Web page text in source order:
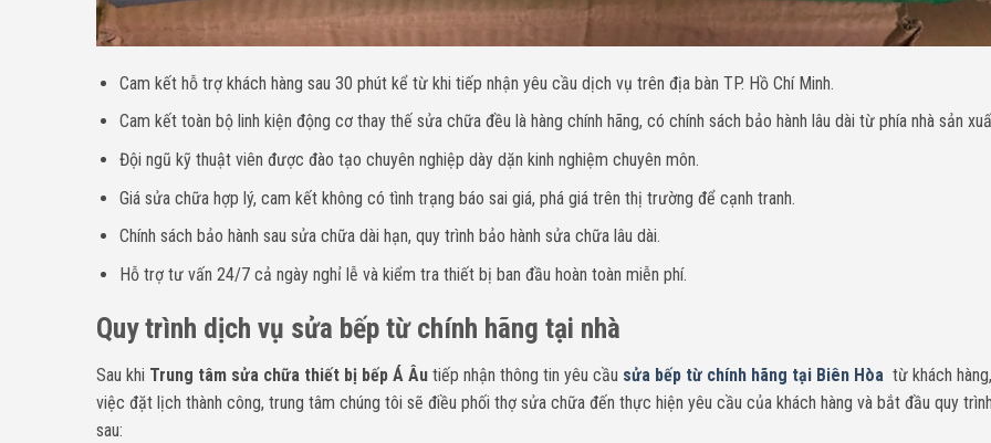
Cam kết hỗ trợ khách hàng sau 30 phút kể từ khi tiếp nhận yêu cầu dịch vụ trên địa bàn TP. Hồ Chí Minh.
Cam kết toàn bộ linh kiện động cơ thay thế sửa chữa đều là hàng chính hãng, có chính sách bảo hành lâu dài từ phía nhà sản
Đội ngũ kỹ thuật viên được đào tạo chuyên nghiệp dày dặn kinh nghiệm chuyên môn.
Giá sửa chữa hợp lý, cam kết không có tình trạng báo sai giá, phá giá trên thị trường để cạnh tranh.
Chính sách bảo hành sau sửa chữa dài hạn, quy trình bảo hành sửa chữa lâu dài.
Hỗ trợ tư vấn 24/7 cả ngày nghỉ lễ và kiểm tra thiết bị ban đầu hoàn toàn miễn phí.
Quy trình dịch vụ sửa bếp từ chính hãng tại nhà
Sau khi Trung tâm sửa chữa thiết bị bếp Á Âu tiếp nhận thông tin yêu cầu sửa bếp từ chính hãng tại Biên Hòa từ khách
việc đặt lịch thành công, trung tâm chúng tôi sẽ điều phối thợ sửa chữa đến thực hiện yêu cầu của khách hàng và bắt đầu quy
sau: